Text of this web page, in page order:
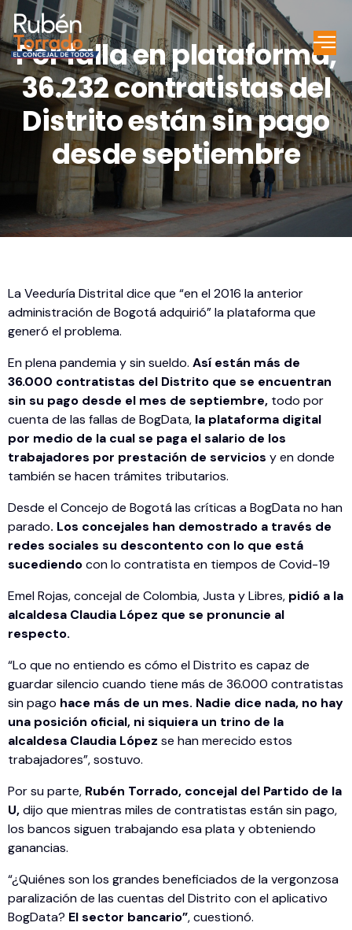
Por falla en plataforma,
36.232 contratistas del
Distrito están sin pago
desde septiembre
La Veeduría Distrital dice que “en el 2016 la anterior
administración de Bogotá adquirió” la plataforma que
generó el problema.
En plena pandemia y sin sueldo. Así están más de
36.000 contratistas del Distrito que se encuentran
sin su pago desde el mes de septiembre, todo por
cuenta de las fallas de BogData, la plataforma digital
por medio de la cual se paga el salario de los
trabajadores por prestación de servicios y en donde
también se hacen trámites tributarios.
Desde el Concejo de Bogotá las críticas a BogData no han
parado. Los concejales han demostrado a través de
redes sociales su descontento con lo que está
sucediendocon lo contratista en tiempos de Covid-19
Emel Rojas, concejal de Colombia, Justa y Libres, pidió a la
alcaldesa Claudia López que se pronuncie al
respecto.
“Lo que no entiendo es cómo el Distrito es capaz de
guardar silencio cuando tiene más de 36.000 contratistas
sin pago hace más de un mes. Nadie dice nada, no hay
una posición oficial, ni siquiera un trino de la
alcaldesa Claudia López se han merecido estos
trabajadores”, sostuvo.
Por su parte, Rubén Torrado, concejal del Partido de la
U,dijo que mientras miles de contratistas están sin pago,
los bancos siguen trabajando esa plata y obteniendo
ganancias.
“¿Quiénes son los grandes beneficiados de la vergonzosa
paralización de las cuentas del Distrito con el aplicativo
BogData? El sector bancario”, cuestionó.